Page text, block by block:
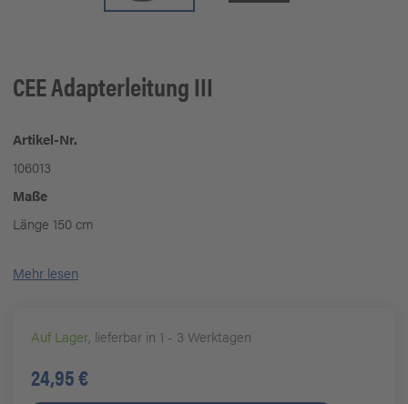
CEE Adapterleitung III
Artikel-Nr.
106013
Maße
Länge 150 cm
Mehr lesen
Auf Lager, lieferbar in 1 - 3 Werktagen
24,95 €